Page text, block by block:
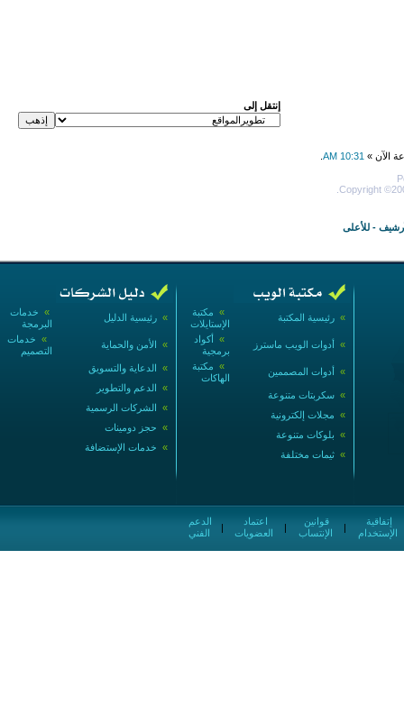
إنتقل إلى
الآن » 10:31 AM
Copyright
- للأعلى
» خدمات
البرمجة
» رئيسية الدليل
» خدمات
التصميم
» الأمن والحماية
» الدعاية والتسويق
» الدعم والتطوير
» الشركات الرسمية
» حجز دومينات
» خدمات الإستضافة
» مكتبة
الإستايلات
» رئيسية المكتبة
» أكواد
برمجية
» أدوات الويب ماسترز
» مكتبة
الهاكات
» أدوات المصممين
» سكربتات متنوعة
» مجلات إلكترونية
» بلوكات متنوعة
» ثيمات مختلفة
الفني
|
العضويات
|
الإنتساب
|
الإستخدام